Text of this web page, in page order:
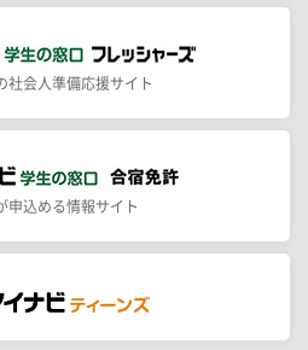
社会人準備応援サイト
申込める情報サイト